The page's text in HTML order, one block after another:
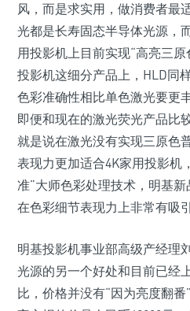
风，而是求实用，做消费者最
光都是长寿固态半导体光源，
用投影机上目前实现“高亮三
投影机这细分产品上，HLD同
色彩准确性相比单色激光要更
即便和现在的激光荧光产品比
就是说在激光没有实现三原色
表现力更加适合4K家用投影机
准”大师色彩处理技术，明基新
在色彩细节表现力上非常有吸引
明基投影机事业部高级产经理
光源的另一个好处和目前已经
比，价格并没有“因为亮度翻